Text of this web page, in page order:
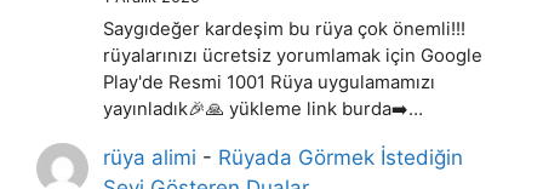
Saygıdeğer kardeşim bu rüya çok önemli!!!
rüyalarınızı ücretsiz yorumlamak için Google
Play'de Resmi 1001 Rüya uygulamamızı
yayınladık🎉🙏 yükleme link burda➡️…
rüya alimi - Rüyada Görmek İstediğin